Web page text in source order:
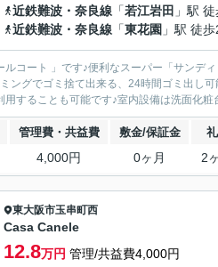
近鉄難波・奈良線 「若江岩田 」駅
近鉄難波・奈良線 「東花園 」駅 徒
コート 」です♪便利なスーパー「サンデ
ングでゴミ捨て出来る、24時間ゴミ出し
することも可能です♪室内設備は洗面化
管理費・共益費 敷金/保証金
4,000円 0ヶ月 2
東大阪市玉串町西
Casa Canele
12.8万円 管理/共益費4,000円